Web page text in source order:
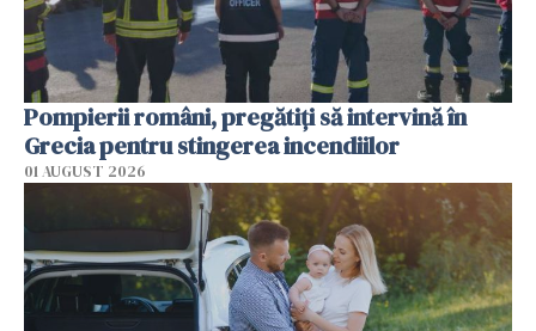
Pompierii români, pregătiţi să intervină în
Grecia pentru stingerea incendiilor
01 AUGUST 2026